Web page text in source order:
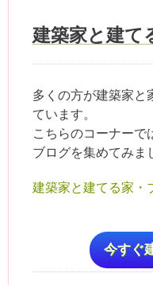
建築家と建て
多くの方が建築家と
ています。
こちらのコーナーで
ブログを集めてみま
建築家と建てる家・
今すぐ